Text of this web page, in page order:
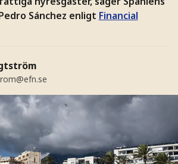
Sánchez enligt Financial